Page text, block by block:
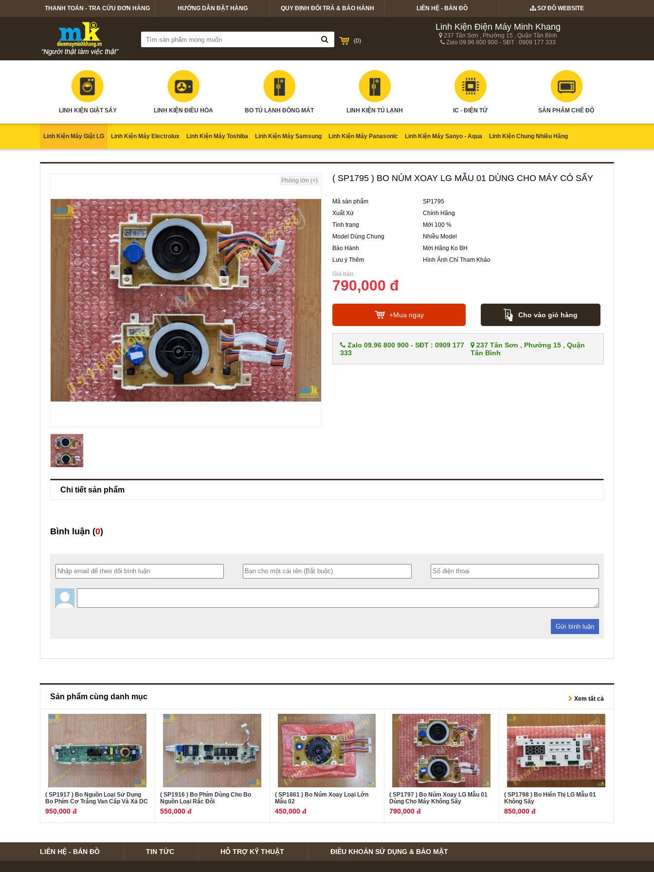
THANH TOÁN - TRA CỨU ĐƠN HÀNG HƯỚNG DẪN ĐẶT HÀNG QUY ĐỊNH ĐỔI TRẢ & BẢO HÀNH LIÊN HỆ - BẢN ĐỒ SƠ ĐỒ WEBSITE
(0)
Linh Kiện Điện Máy Minh Khang
237 Tân Sơn , Phường 15 , Quận Tân Bình
Zalo 09.96 800 900 - SĐT : 0909 177 333
LINH KIỆN GIẶT SẤY LINH KIỆN ĐIỀU HÒA BO TỦ LẠNH ĐÔNG MÁT LINH KIỆN TỦ LẠNH IC - ĐIỆN TỬ SẢN PHẨM CHẾ ĐỘ
Linh Kiện Máy Giặt LG Linh Kiện Máy Electrolux Linh Kiện Máy Toshiba Linh Kiện Máy Samsung Linh Kiện Máy Panasonic Linh Kiện Máy Sanyo - Aqua Linh Kiện Chung Nhiều Hãng
Phóng lớn (+) ( SP1795 ) BO NÚM XOAY LG MẪU 01 DÙNG CHO MÁY CÓ SẤY
Mã sản phẩm
SP1795
Xuất Xứ
Chính Hãng
Tình trạng
Mới 100 %
Model Dùng Chung
Nhiều Model
Bảo Hành
Mới Hãng Ko BH
Lưu ý Thêm
Hình Ảnh Chỉ Tham Khảo
Giá bán:
790,000 đ
+Mua ngay Cho vào giỏ hàng
Zalo 09.96 800 900 - SĐT : 0909 177
333
237 Tân Sơn , Phường 15 , Quận
Tân Bình
Chi tiết sản phẩm
Bình luận (0)
Gửi bình luận
Sản phẩm cùng danh mục Xem tất cả
( SP1917 ) Bo Nguồn Loại Sử Dụng
Bo Phím Cơ Trắng Van Cấp Và Xả DC
950,000 đ
( SP1916 ) Bo Phím Dùng Cho Bo
Nguồn Loại Rắc Đôi
550,000 đ
( SP1861 ) Bo Núm Xoay Loại Lớn
Mẫu 02
450,000 đ
( SP1797 ) Bo Núm Xoay LG Mẫu 01
Dùng Cho Máy Không Sấy
790,000 đ
( SP1798 ) Bo Hiển Thị LG Mẫu 01
Không Sấy
850,000 đ
LIÊN HỆ - BẢN ĐỒ TIN TỨC HỖ TRỢ KỸ THUẬT ĐIỀU KHOẢN SỬ DỤNG & BẢO MẬT